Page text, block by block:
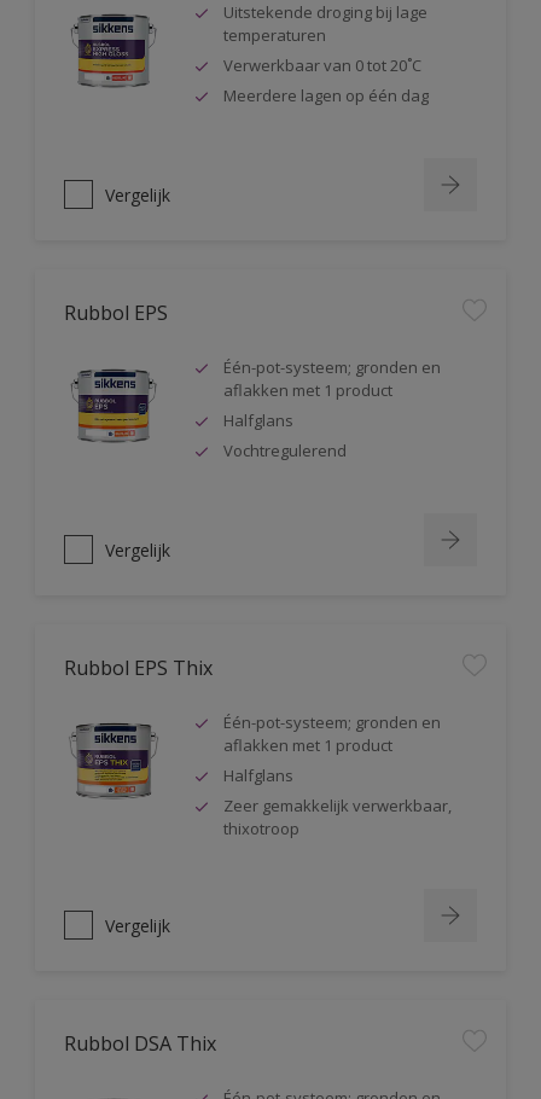
Uitstekende droging bij lage
temperaturen
Verwerkbaar van 0 tot 20˚C
Meerdere lagen op één dag
Vergelijk
Rubbol EPS
Één-pot-systeem; gronden en
aflakken met 1 product
Halfglans
Vochtregulerend
Vergelijk
Rubbol EPS Thix
Één-pot-systeem; gronden en
aflakken met 1 product
Halfglans
Zeer gemakkelijk verwerkbaar,
thixotroop
Vergelijk
Rubbol DSA Thix